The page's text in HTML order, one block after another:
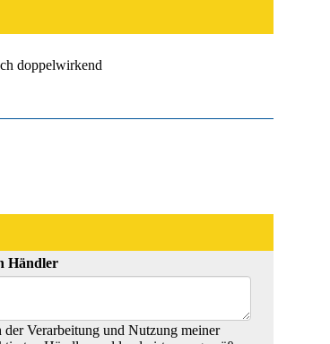
doppelwirkend
Händler
Verarbeitung und Nutzung meiner